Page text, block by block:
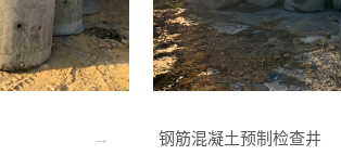
钢筋混凝土预制检查井